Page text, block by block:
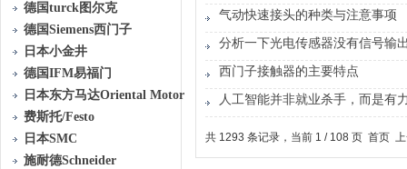
德国turck图尔克
德国Siemens西门子
日本小金井
德国IFM易福门
日本东方马达Oriental Motor
费斯托/Festo
日本SMC
施耐德Schneider
气动快速接头的种类与注意事项
分析一下光电传感器没有信号输
西门子接触器的主要特点
人工智能并非就业杀手，而是有
共 1293 条记录，当前 1 / 108 页 首页